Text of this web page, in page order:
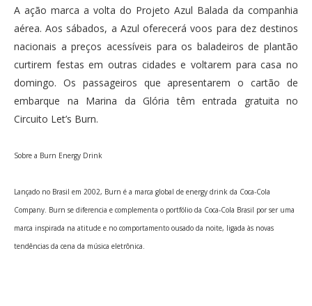
A ação marca a volta do Projeto Azul Balada da companhia
aérea. Aos sábados, a Azul oferecerá voos para dez destinos
nacionais a preços acessíveis para os baladeiros de plantão
curtirem festas em outras cidades e voltarem para casa no
domingo. Os passageiros que apresentarem o cartão de
embarque na Marina da Glória têm entrada gratuita no
Circuito Let’s Burn.
Sobre a Burn Energy Drink
Lançado no Brasil em 2002, Burn é a marca global de energy drink da Coca-Cola
Company. Burn se diferencia e complementa o portfólio da Coca-Cola Brasil por ser uma
marca inspirada na atitude e no comportamento ousado da noite, ligada às novas
tendências da cena da música eletrônica.